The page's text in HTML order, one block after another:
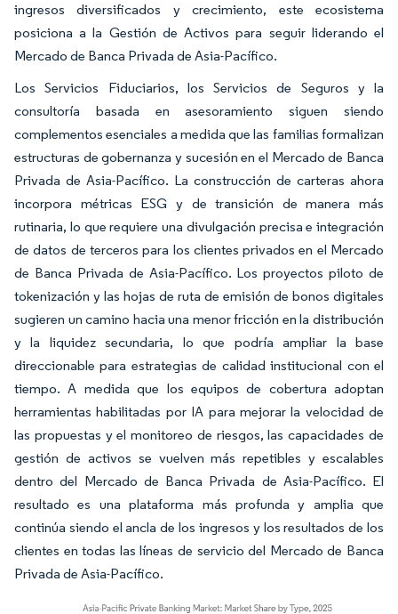
ingresos diversificados y crecimiento, este ecosistema
posiciona a la Gestión de Activos para seguir liderando el
Mercado de Banca Privada de Asia-Pacífico.
Los Servicios Fiduciarios, los Servicios de Seguros y la
consultoría basada en asesoramiento siguen siendo
complementos esenciales a medida que las familias formalizan
estructuras de gobernanza y sucesión en el Mercado de Banca
Privada de Asia-Pacífico. La construcción de carteras ahora
incorpora métricas ESG y de transición de manera más
rutinaria, lo que requiere una divulgación precisa e integración
de datos de terceros para los clientes privados en el Mercado
de Banca Privada de Asia-Pacífico. Los proyectos piloto de
tokenización y las hojas de ruta de emisión de bonos digitales
sugieren un camino hacia una menor fricción en la distribución
y la liquidez secundaria, lo que podría ampliar la base
direccionable para estrategias de calidad institucional con el
tiempo. A medida que los equipos de cobertura adoptan
herramientas habilitadas por IA para mejorar la velocidad de
las propuestas y el monitoreo de riesgos, las capacidades de
gestión de activos se vuelven más repetibles y escalables
dentro del Mercado de Banca Privada de Asia-Pacífico. El
resultado es una plataforma más profunda y amplia que
continúa siendo el ancla de los ingresos y los resultados de los
clientes en todas las líneas de servicio del Mercado de Banca
Privada de Asia-Pacífico.